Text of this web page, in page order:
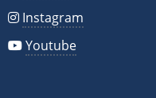
Instagram
Youtube